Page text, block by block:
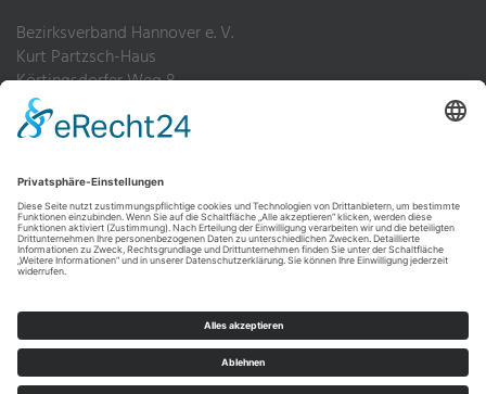
Bezirksverband Hannover e. V.
Kurt Partzsch-Haus
Körtingsdorfer Weg 8
30455 Hannover
Fax: 0511 4952-200
Impressum
Datenschutz
Hinweisgebersystem